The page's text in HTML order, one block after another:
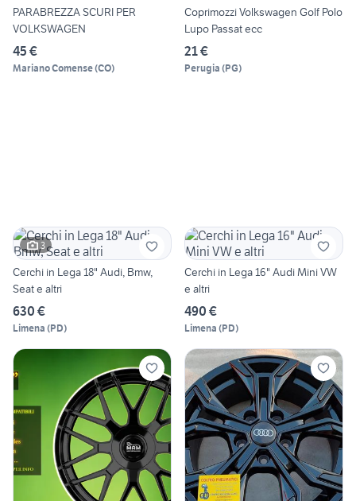
PARABREZZA SCURI PER
VOLKSWAGEN
45 €
Mariano Comense(CO)
Coprimozzi Volkswagen Golf Polo
Lupo Passat ecc
21 €
Perugia (PG)
3
Cerchi in Lega 18" Audi, Bmw,
Seat e altri
630 €
Limena (PD)
Cerchi in Lega 16" Audi Mini VW
e altri
490 €
Limena (PD)